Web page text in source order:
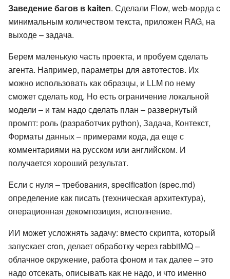
Заведение багов в kaiten. Сделали Flow, web-морда с
минимальным количеством текста, приложен RAG, на
выходе – задача.
Берем маленькую часть проекта, и пробуем сделать
агента. Например, параметры для автотестов. Их
можно использовать как образцы, и LLM по нему
сможет сделать код. Но есть ограничение локальной
модели – и там надо сделать план – развернутый
промпт: роль (разработчик python), Задача, Контекст,
Форматы данных – примерами кода, да еще с
комментариями на русском или английском. И
получается хороший результат.
Если с нуля – требования, specification (spec.md)
определение как писать (техническая архитектура),
операционная декомпозиция, исполнение.
ИИ может усложнять задачу: вместо скрипта, который
запускает cron, делает обработку через rabbitMQ –
облачное окружение, работа фоном и так далее – это
надо отсекать, описывать как не надо, и что именно